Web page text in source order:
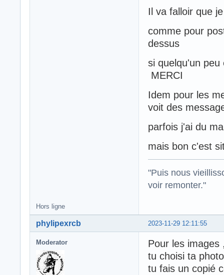
Il va falloir que
comme pour
dessus
si quelqu'un
MERCI
Idem pour les
voit des
parfois j'ai du
mais bon c'est
"Puis nous
voir remonter."
Hors ligne
2023-11-29 12:11:55
phylipexrcb
Moderator
Pour les
tu choisi ta
tu fais un copié